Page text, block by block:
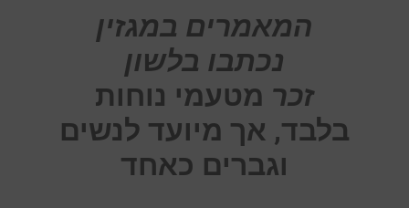
המאמרים במגזין
נכתבו בלשון
זכר מטעמי נוחות
בלבד, אך מיועד לנשים
וגברים כאחד